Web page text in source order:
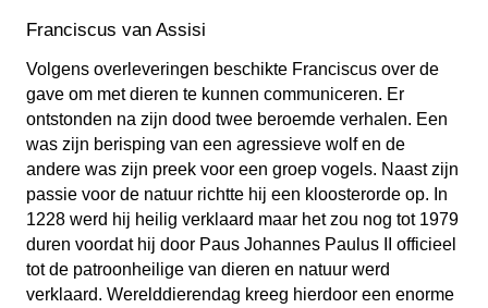
Franciscus van Assisi
Volgens overleveringen beschikte Franciscus over de
gave om met dieren te kunnen communiceren. Er
ontstonden na zijn dood twee beroemde verhalen. Een
was zijn berisping van een agressieve wolf en de
andere was zijn preek voor een groep vogels. Naast zijn
passie voor de natuur richtte hij een kloosterorde op. In
1228 werd hij heilig verklaard maar het zou nog tot 1979
duren voordat hij door Paus Johannes Paulus II officieel
tot de patroonheilige van dieren en natuur werd
verklaard. Werelddierendag kreeg hierdoor een enorme